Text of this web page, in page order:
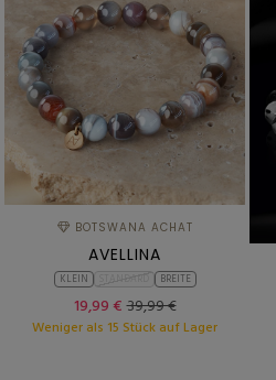
BOTSWANA ACHAT
AVELLINA
KLEIN BREITE
19,99 €39,99 €
Weniger als 15 Stück auf Lager